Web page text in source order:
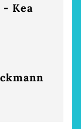
- Kea